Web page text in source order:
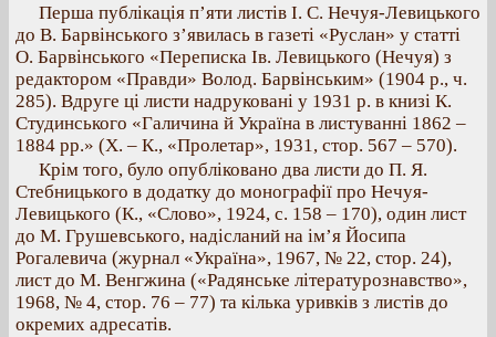
Перша публікація п’яти листів І. С. Нечуя-Левицького
до В. Барвінського з’явилась в газеті «Руслан» у статті
О. Барвінського «Переписка Ів. Левицького (Нечуя) з
редактором «Правди» Волод. Барвінським» (1904 р., ч.
285). Вдруге ці листи надруковані у 1931 р. в книзі К.
Студинського «Галичина й Україна в листуванні 1862 –
1884 рр.» (X. – К., «Пролетар», 1931, стор. 567 – 570).
Крім того, було опубліковано два листи до П. Я.
Стебницького в додатку до монографії про Нечуя-
Левицького (К., «Слово», 1924, с. 158 – 170), один лист
до М. Грушевського, надісланий на ім’я Йосипа
Рогалевича (журнал «Україна», 1967, № 22, стор. 24),
лист до М. Венгжина («Радянське літературознавство»,
1968, № 4, стор. 76 – 77) та кілька уривків з листів до
окремих адресатів.